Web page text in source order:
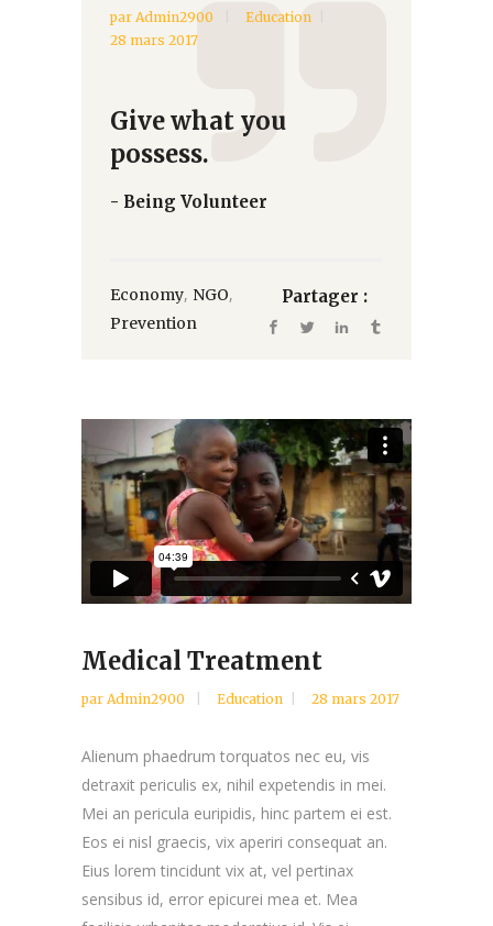
par Admin2900
Education
28 mars 2017
Give what you
possess.
- Being Volunteer
Economy, NGO,
Prevention
Partager :
Medical Treatment
par Admin2900 Education 28 mars 2017
Alienum phaedrum torquatos nec eu, vis
detraxit periculis ex, nihil expetendis in mei.
Mei an pericula euripidis, hinc partem ei est.
Eos ei nisl graecis, vix aperiri consequat an.
Eius lorem tincidunt vix at, vel pertinax
sensibus id, error epicurei mea et. Mea